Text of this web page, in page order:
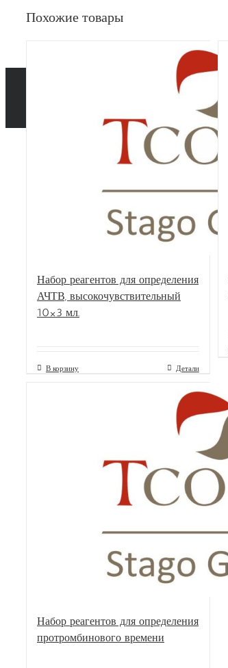
Похожие товары
Набор реагентов для определения
АЧТВ, высокочувствительный
10×3 мл.
В корзину Детали
Набор реагентов для определения
протромбинового времени